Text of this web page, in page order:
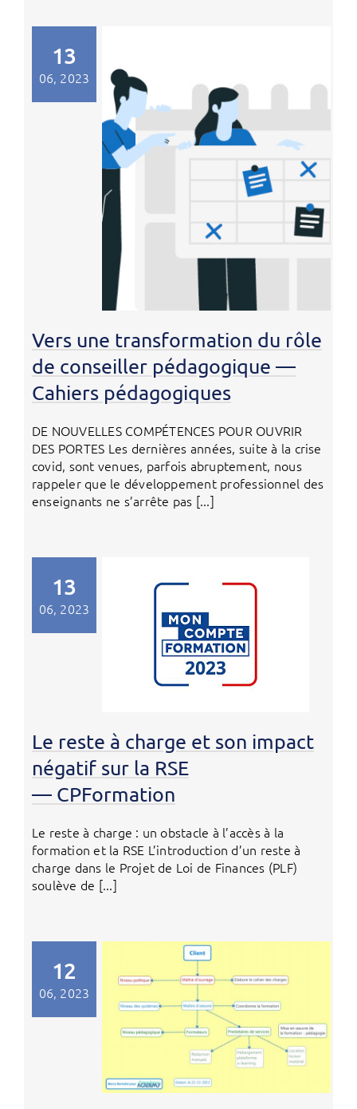
13
06, 2023
Vers une transformation du rôle
de conseiller pédagogique —
Cahiers pédagogiques
DE NOUVELLES COMPÉTENCES POUR OUVRIR
DES PORTES Les dernières années, suite à la crise
covid, sont venues, parfois abruptement, nous
rappeler que le développement professionnel des
enseignants ne s’arrête pas [...]
13
06, 2023
Le reste à charge et son impact
négatif sur la RSE
— CPFormation
Le reste à charge : un obstacle à l’accès à la
formation et la RSE L’introduction d’un reste à
charge dans le Projet de Loi de Finances (PLF)
soulève de [...]
12
06, 2023